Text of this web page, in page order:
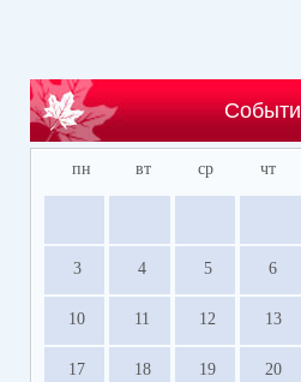
пн вт ср чт
3 4 5 6
10 11 12 13
17 18 19 20